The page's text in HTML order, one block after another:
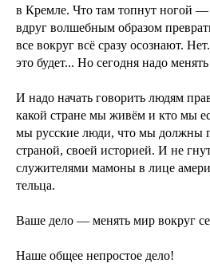
в Кремле. Что там топнут ногой —
вдруг волшебным образом
все вокруг всё сразу осознают.
это будет... Но сегодня надо
И надо начать говорить людям
какой стране мы живём и кто мы
мы русские люди, что мы должны
страной, своей историей. И не
служителями мамоны в лице
тельца.
Ваше дело — менять мир вокруг
Наше общее непростое дело!